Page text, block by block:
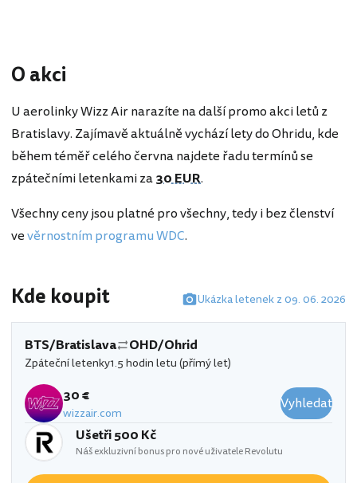
O akci
U aerolinky Wizz Air narazíte na další promo akci letů z
Bratislavy. Zajímavě aktuálně vychází lety do Ohridu, kde
během téměř celého června najdete řadu termínů se
zpátečními letenkami za30 EUR.
Všechny ceny jsou platné pro všechny, tedy i bez členství
vevěrnostním programu WDC.
Kde koupit Ukázka letenek z 09. 06. 2026
BTS/Bratislava OHD/Ohrid
Zpáteční letenky1.5 hodin letu (přímý let)
30 €
wizzair.com
Vyhledat
Ušetři 500 Kč
Náš exkluzivní bonus pro nové uživatele Revolutu